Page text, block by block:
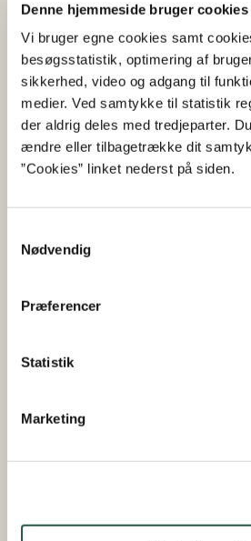
Denne hjemmeside bruger cookies
Vi bruger egne cookies samt
besøgsstatistik, optimering af
sikkerhed, video og adgang til
medier. Ved samtykke til statistik
der aldrig deles med tredjeparter.
ændre eller tilbagetrække dit
”Cookies” linket nederst på siden.
Nødvendig
Præferencer
Statistik
Marketing
Abonnér
Tilmeld dig vores nyhedsbrev,
Projekttitel
Planteløftet - flere økologiske